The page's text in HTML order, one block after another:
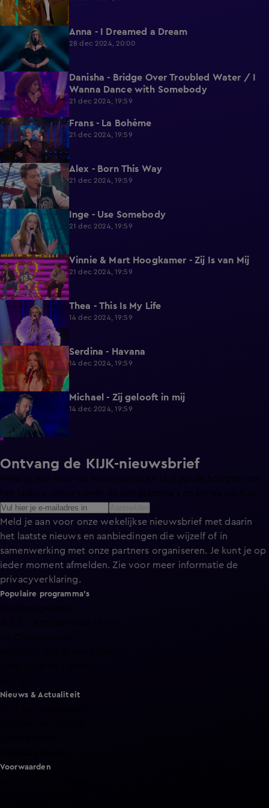
2:19 Anna - I Dreamed a Dream
28 dec 2024, 20:00
2:50
Danisha - Bridge Over Troubled Water / I
Wanna Dance with Somebody
21 dec 2024, 19:59
2:23 Frans - La Bohėme
21 dec 2024, 19:59
2:15 Alex - Born This Way
21 dec 2024, 19:59
2:30 Inge - Use Somebody
21 dec 2024, 19:59
2:28 Vinnie & Mart Hoogkamer - Zij Is van Mij
21 dec 2024, 19:59
2:35 Thea - This Is My Life
14 dec 2024, 19:59
2:18 Serdina - Havana
14 dec 2024, 19:59
2:50 Michael - Zij gelooft in mij
14 dec 2024, 19:59
Ontvang de KIJK-nieuwsbrief
Meld je aan voor de nieuwsbrief en blijf op de hoogte van
het laatste nieuws over de programma’s en series op KIJK.
Meld je aan voor onze wekelijkse nieuwsbrief met daarin
het laatste nieuws en aanbiedingen die wijzelf of in
samenwerking met onze partners organiseren. Je kunt je op
ieder moment afmelden. Zie voor meer informatie de
privacyverklaring.
Populaire programma's
Nieuws & Actualiteit
Voorwaarden